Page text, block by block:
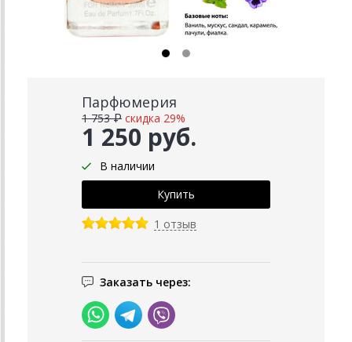
Парфюмерия
1 250 руб.
1 753 ₽ скидка 29%
В наличии
1 отзыв
Заказать через: